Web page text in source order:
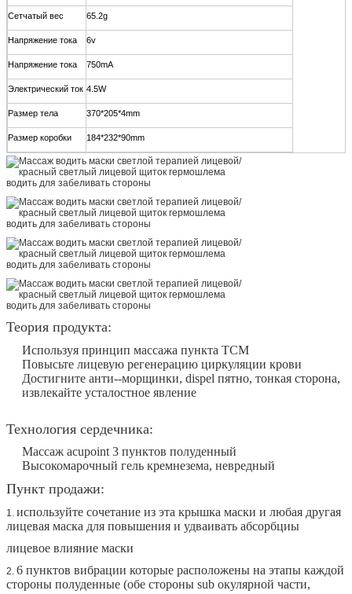
Сетчатый вес 65.2g
Напряжение тока 6v
Напряжение тока 750mA
Электрический ток 4.5W
Размер тела 370*205*4mm
Размер коробки 184*232*90mm
Теория продукта:
Используя принцип массажа пункта TCM
Повысьте лицевую регенерацию циркуляции крови
Достигните анти--морщинки, dispel пятно, тонкая сторона,
извлекайте усталостное явление
Технология сердечника:
Массаж acupoint 3 пунктов полуденный
Высокомарочный гель кремнезема, невредный
Пункт продажи:
1. используйте сочетание из эта крышка маски и любая другая
лицевая маска для повышения и удваивать абсорбциы
лицевое влияние маски
2. 6 пунктов вибрации которые расположены на этапы каждой
стороны полуденные (обе стороны sub окулярной части,